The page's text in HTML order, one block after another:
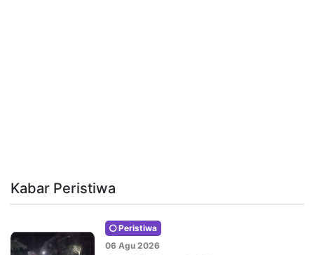
Kabar Peristiwa
Peristiwa
06 Agu 2026